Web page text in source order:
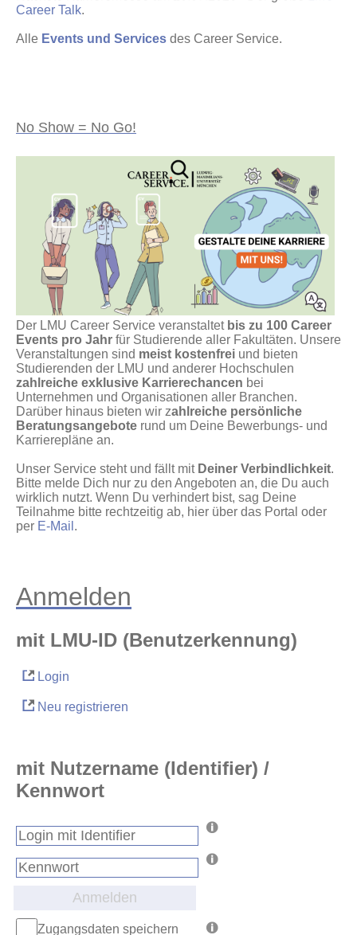
Career Talk.
Alle Events und Services des Career Service.
No Show = No Go!
Der LMU Career Service veranstaltet bis zu 100 Career
Events pro Jahr für Studierende aller Fakultäten. Unsere
Veranstaltungen sind meist kostenfrei und bieten
Studierenden der LMU und anderer Hochschulen
zahlreiche exklusive Karrierechancen bei
Unternehmen und Organisationen aller Branchen.
Darüber hinaus bieten wir zahlreiche persönliche
Beratungsangebote rund um Deine Bewerbungs- und
Karrierepläne an.
Unser Service steht und fällt mit Deiner Verbindlichkeit.
Bitte melde Dich nur zu den Angeboten an, die Du auch
wirklich nutzt. Wenn Du verhindert bist, sag Deine
Teilnahme bitte rechtzeitig ab, hier über das Portal oder
per E-Mail .
Anmelden
mit LMU-ID (Benutzerkennung)
Login
Neu registrieren
mit Nutzername (Identifier) /
Kennwort
Anmelden
Zugangsdaten speichern